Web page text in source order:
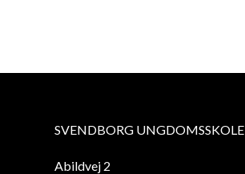
SVENDBORG UNGDOMSSKOLE
Abildvej 2